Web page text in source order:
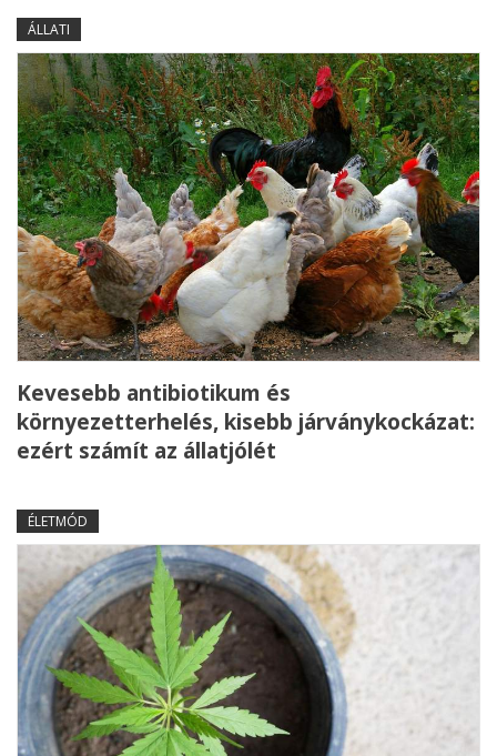
ÁLLATI
Kevesebb antibiotikum és
környezetterhelés, kisebb járványkockázat:
ezért számít az állatjólét
ÉLETMÓD